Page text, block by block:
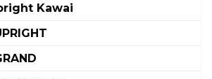
Kawai